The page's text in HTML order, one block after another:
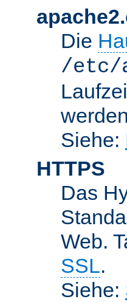
Die
/etc/
Siehe:
HTTPS
Das
Web.
SSL.
Siehe: